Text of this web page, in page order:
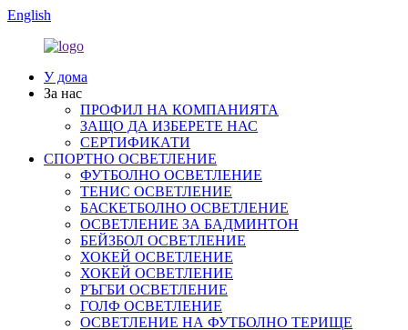
English
У дома
За нас
ПРОФИЛ НА КОМПАНИЯТА
ЗАЩО ДА ИЗБЕРЕТЕ НАС
СЕРТИФИКАТИ
СПОРТНО ОСВЕТЛЕНИЕ
ФУТБОЛНО ОСВЕТЛЕНИЕ
ТЕНИС ОСВЕТЛЕНИЕ
БАСКЕТБОЛНО ОСВЕТЛЕНИЕ
ОСВЕТЛЕНИЕ ЗА БАДМИНТОН
БЕЙЗБОЛ ОСВЕТЛЕНИЕ
ХОКЕЙ ОСВЕТЛЕНИЕ
ХОКЕЙ ОСВЕТЛЕНИЕ
РЪГБИ ОСВЕТЛЕНИЕ
ГОЛФ ОСВЕТЛЕНИЕ
ОСВЕТЛЕНИЕ НА ФУТБОЛНО ТЕРИЩЕ